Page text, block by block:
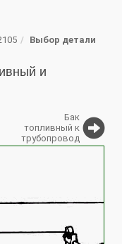
Выбор детали
и
Бак
топливный к
трубопровод